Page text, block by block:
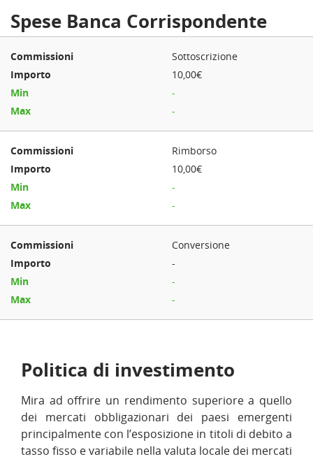
Spese Banca Corrispondente
Sottoscrizione
10,00€
-
-
Rimborso
10,00€
-
-
Conversione
-
-
-
Politica di investimento
Mira ad offrire un rendimento superiore a quello
dei mercati obbligazionari dei paesi emergenti
principalmente con l’esposizione in titoli di debito a
tasso fisso e variabile nella valuta locale dei mercati